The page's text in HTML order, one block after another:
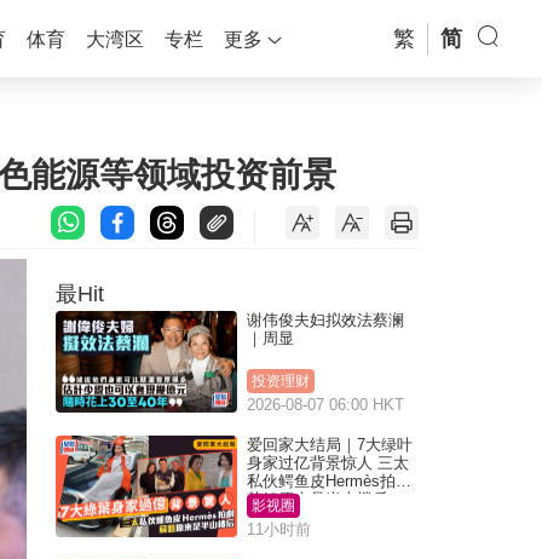
体育 大湾区 专栏 更多 繁 简
能源等领域投资前景
最Hit
谢伟俊夫妇拟效法蔡澜
｜周显
投资理财
2026-08-07 06:00 HKT
爱回家大结局｜7大绿叶
身家过亿背景惊人 三太
私伙鳄鱼皮Hermès拍剧
苏姐原来是半山楼后
影视圈
11小时前